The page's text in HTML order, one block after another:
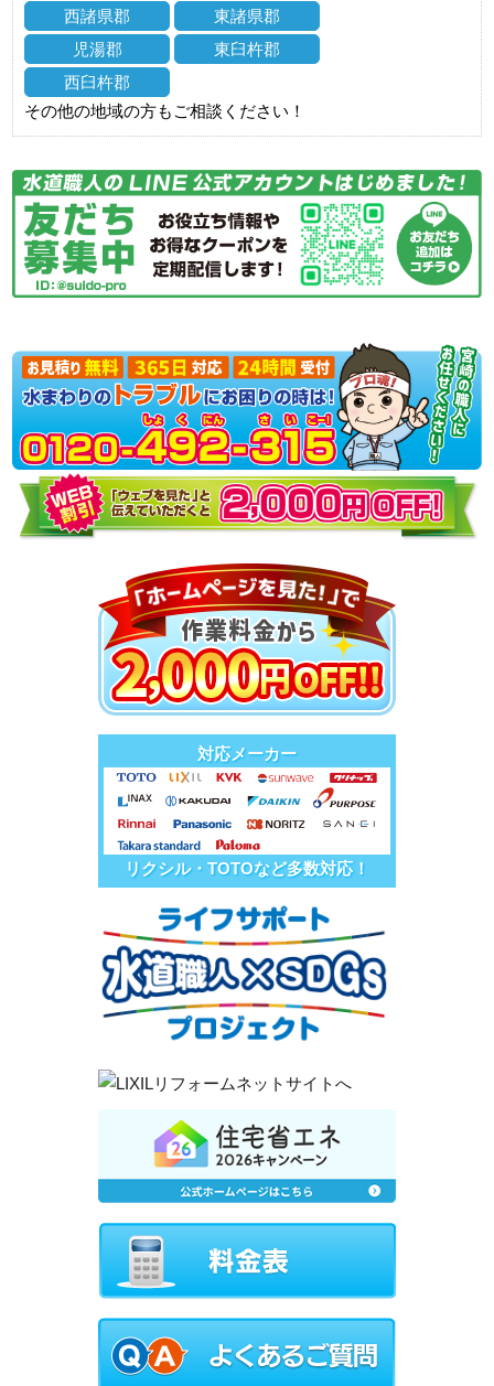
西諸県郡
東諸県郡
児湯郡
東臼杵郡
西臼杵郡
その他の地域の方もご相談ください！
対応メーカー
リクシル・TOTOなど多数対応！